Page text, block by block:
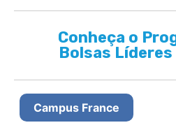
Conheça o
Bolsas
Campus France